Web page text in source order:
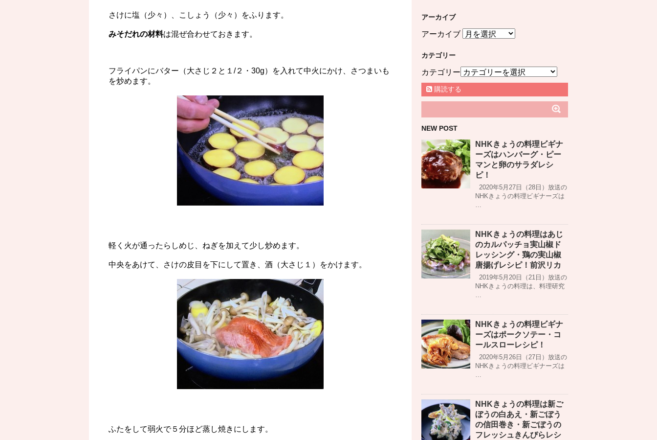
さけに塩（少々）、こしょう（少々）をふります。
みそだれの材料は混ぜ合わせておきます。
フライパンにバター（大さじ２と１/２・30g）を入れて中火にかけ、さつまいも
を炒めます。
軽く火が通ったらしめじ、ねぎを加えて少し炒めます。
中央をあけて、さけの皮目を下にして置き、酒（大さじ１）をかけます。
ふたをして弱火で５分ほど蒸し焼きにします。
アーカイブ
アーカイブ
カテゴリー
カテゴリー
購読する
NEW POST
NHKきょうの料理ビギナ
ーズはハンバーグ・ピー
マンと卵のサラダレシ
ピ！
2020年5月27日（28日）放送の
NHKきょうの料理ビギナーズは
…
NHKきょうの料理はあじ
のカルパッチョ実山椒ド
レッシング・鶏の実山椒
唐揚げレシピ！前沢リカ
2019年5月20日（21日）放送の
NHKきょうの料理は、料理研究
…
NHKきょうの料理ビギナ
ーズはポークソテー・コ
ールスローレシピ！
2020年5月26日（27日）放送の
NHKきょうの料理ビギナーズは
…
NHKきょうの料理は新ご
ぼうの白あえ・新ごぼう
の信田巻き・新ごぼうの
フレッシュきんぴらレシ